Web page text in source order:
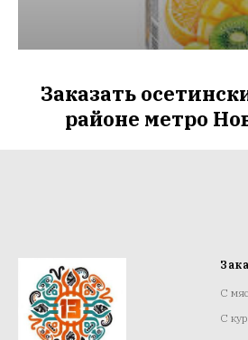
Заказать
районе метро
С
С